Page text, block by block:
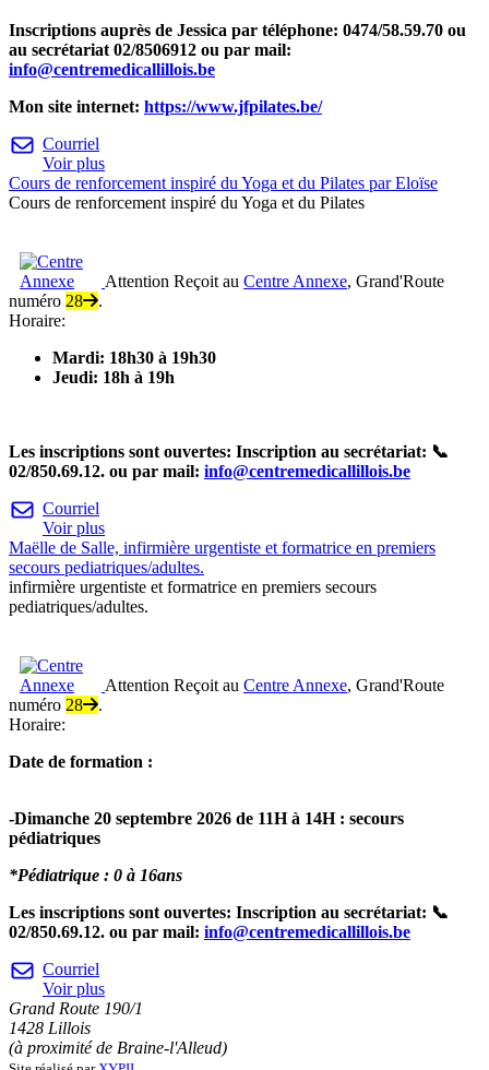
Inscriptions auprès de Jessica par téléphone: 0474/58.59.70 ou
au secrétariat 02/8506912 ou par mail:
info@centremedicallillois.be
Mon site internet: https://www.jfpilates.be/
Courriel
Voir plus
Cours de renforcement inspiré du Yoga et du Pilates par Eloïse
Cours de renforcement inspiré du Yoga et du Pilates
Attention Reçoit au Centre Annexe, Grand'Route
numéro 28
.
Horaire:
Mardi: 18h30 à 19h30
Jeudi: 18h à 19h
Les inscriptions sont ouvertes: Inscription au secrétariat: 📞
02/850.69.12. ou par mail: info@centremedicallillois.be
Courriel
Voir plus
Maëlle de Salle, infirmière urgentiste et formatrice en premiers
secours pediatriques/adultes.
infirmière urgentiste et formatrice en premiers secours
pediatriques/adultes.
Attention Reçoit au Centre Annexe, Grand'Route
numéro 28
.
Horaire:
Date de formation :
-Dimanche 20 septembre 2026 de 11H à 14H : secours
pédiatriques
*Pédiatrique : 0 à 16ans
Les inscriptions sont ouvertes: Inscription au secrétariat: 📞
02/850.69.12. ou par mail: info@centremedicallillois.be
Courriel
Voir plus
Grand Route 190/1
1428 Lillois
(à proximité de Braine-l'Alleud)